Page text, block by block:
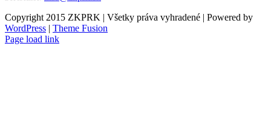
Copyright 2015 ZKPRK | Všetky práva vyhradené | Powered by
WordPress | Theme Fusion
Page load link